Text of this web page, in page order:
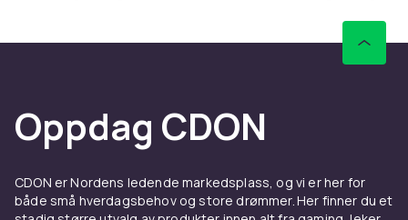
Oppdag CDON
CDON er Nordens ledende markedsplass, og vi er her for
både små hverdagsbehov og store drømmer. Her finner du et